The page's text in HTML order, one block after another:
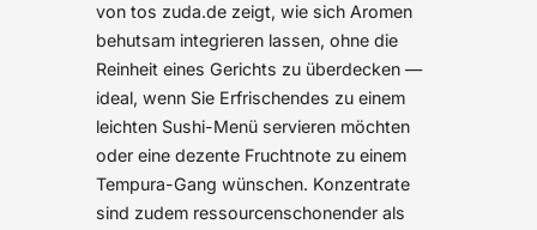
von tos zuda.de zeigt, wie sich Aromen
behutsam integrieren lassen, ohne die
Reinheit eines Gerichts zu überdecken —
ideal, wenn Sie Erfrischendes zu einem
leichten Sushi-Menü servieren möchten
oder eine dezente Fruchtnote zu einem
Tempura-Gang wünschen. Konzentrate
sind zudem ressourcenschonender als